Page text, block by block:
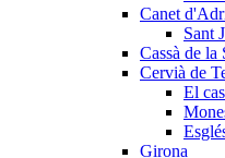
Canet
Sant
Cassà de la
Cervià de
El
Girona